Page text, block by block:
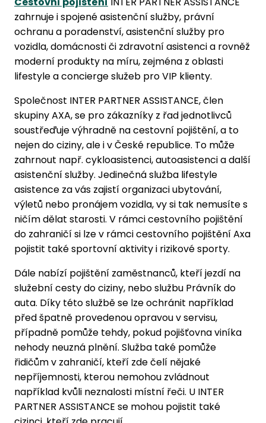
zahrnuje i spojené asistenční služby, právní
ochranu a poradenství, asistenční služby pro
vozidla, domácnosti či zdravotní asistenci a rovněž
moderní produkty na míru, zejména z oblasti
lifestyle a concierge služeb pro VIP klienty.
Společnost INTER PARTNER ASSISTANCE, člen
skupiny AXA, se pro zákazníky z řad jednotlivců
soustřeďuje výhradně na cestovní pojištění, a to
nejen do ciziny, ale i v České republice. To může
zahrnout např. cykloasistenci, autoasistenci a další
asistenční služby. Jedinečná služba lifestyle
asistence za vás zajistí organizaci ubytování,
výletů nebo pronájem vozidla, vy si tak nemusíte s
ničím dělat starosti. V rámci cestovního pojištění
do zahraničí si lze v rámci cestovního pojištění Axa
pojistit také sportovní aktivity i rizikové sporty.
Dále nabízí pojištění zaměstnanců, kteří jezdí na
služební cesty do ciziny, nebo službu Právník do
auta. Díky této službě se lze ochránit například
před špatně provedenou opravou v servisu,
případně pomůže tehdy, pokud pojišťovna viníka
nehody neuzná plnění. Služba také pomůže
řidičům v zahraničí, kteří zde čelí nějaké
nepříjemnosti, kterou nemohou zvládnout
například kvůli neznalosti místní řeči. U INTER
PARTNER ASSISTANCE se mohou pojistit také